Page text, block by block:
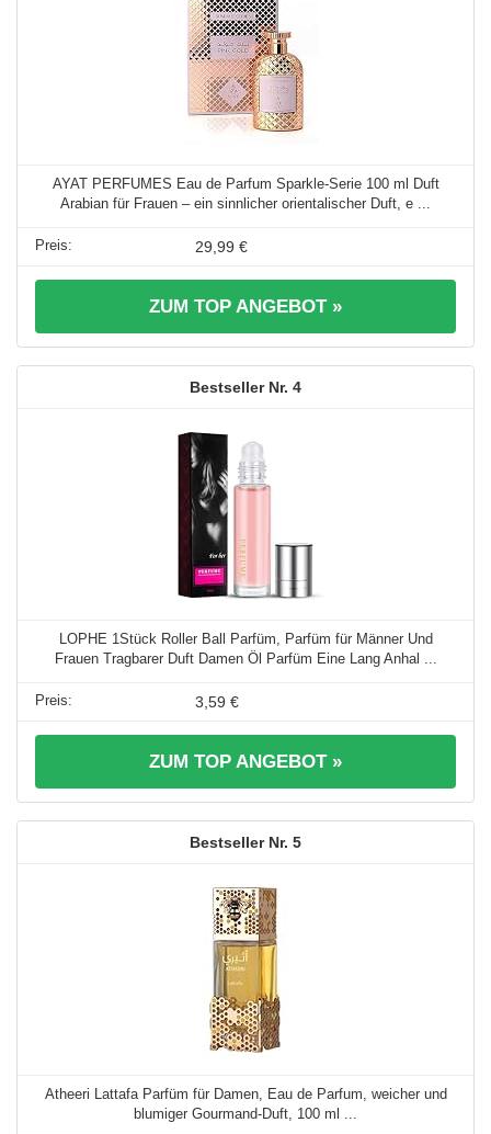
AYAT PERFUMES Eau de Parfum Sparkle-Serie 100 ml Duft
Arabian für Frauen – ein sinnlicher orientalischer Duft, e ...
29,99 €
ZUM TOP ANGEBOT »
4
LOPHE 1Stück Roller Ball Parfüm, Parfüm für Männer Und
Frauen Tragbarer Duft Damen Öl Parfüm Eine Lang Anhal ...
3,59 €
ZUM TOP ANGEBOT »
5
Atheeri Lattafa Parfüm für Damen, Eau de Parfum, weicher und
blumiger Gourmand-Duft, 100 ml ...